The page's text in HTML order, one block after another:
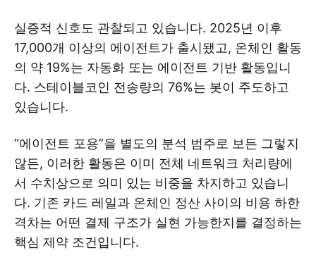
실증적 신호도 관찰되고 있습니다. 2025년 이후
17,000개 이상의 에이전트가 출시됐고, 온체인 활동
의 약 19%는 자동화 또는 에이전트 기반 활동입니
다. 스테이블코인 전송량의 76%는 봇이 주도하고
있습니다.
“에이전트 포용”을 별도의 분석 범주로 보든 그렇지
않든, 이러한 활동은 이미 전체 네트워크 처리량에
서 수치상으로 의미 있는 비중을 차지하고 있습니
다. 기존 카드 레일과 온체인 정산 사이의 비용 하한
격차는 어떤 결제 구조가 실현 가능한지를 결정하는
핵심 제약 조건입니다.